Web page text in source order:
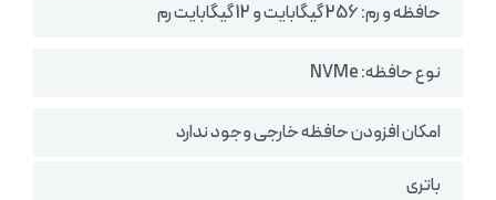
حافظه و رم: 256 گیگابایت و 12 گیگابایت رم
نوع حافظه: NVMe
امکان افزودن حافظه خارجی وجود ندارد
باتری